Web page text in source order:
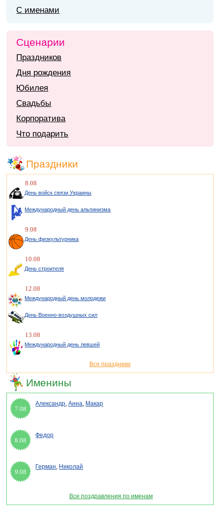
С именами
Сценарии
Праздников
Дня рождения
Юбилея
Свадьбы
Корпоратива
Что подарить
Праздники
8.08
День войск связи Украины
Международный день альпинизма
9.08
День физкультурника
10.08
День строителя
12.08
Международный день молодежи
День Военно-воздушных сил
13.08
Международный день левшей
Все праздники
Именины
7.08
Александр,Анна, Макар
8.08
Федор
9.08
Герман, Николай
Все поздравления по именам